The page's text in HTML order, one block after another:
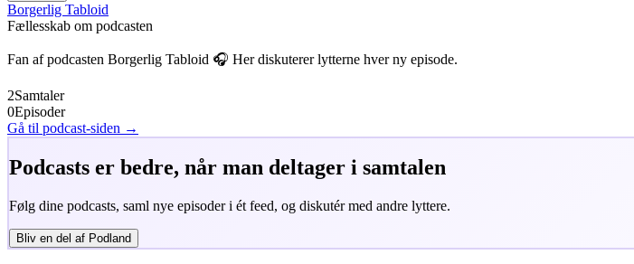
Borgerlig Tabloid
Fællesskab om podcasten
Fan af podcasten Borgerlig Tabloid 🎧 Her diskuterer lytterne hver ny episode.
2Samtaler
0Episoder
Gå til podcast-siden →
Podcasts er bedre, når man deltager i samtalen
Følg dine podcasts, saml nye episoder i ét feed, og diskutér med andre lyttere.
Bliv en del af Podland